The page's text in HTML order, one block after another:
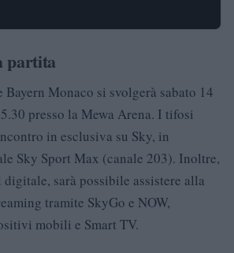
partita
Bayern Monaco si svolgerà sabato 14
presso la Mewa Arena. I tifosi
in esclusiva su Sky, in
Sky Sport Max (canale 203). Inoltre,
sarà possibile assistere alla
tramite SkyGo e NOW,
mobili e Smart TV.